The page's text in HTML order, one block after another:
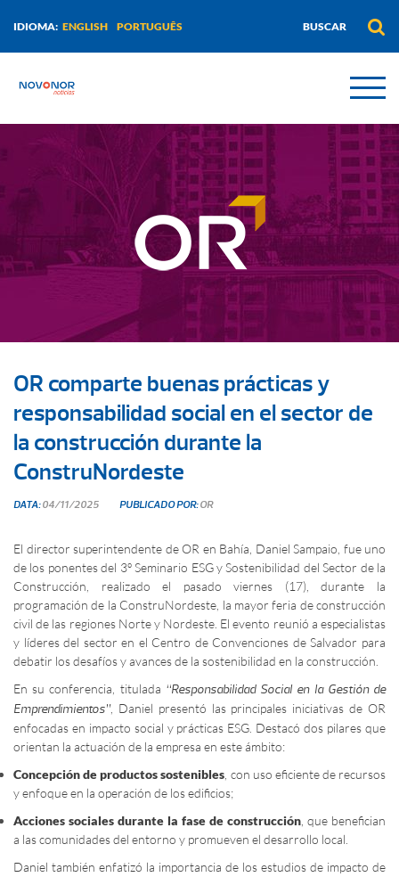
IDIOMA: ENGLISH PORTUGUÊS
OR comparte buenas prácticas y
responsabilidad social en el sector de
la construcción durante la
ConstruNordeste
DATA:04/11/2025 PUBLICADO POR:OR
El director superintendente de OR en Bahía, Daniel Sampaio, fue uno
de los ponentes del 3º Seminario ESG y Sostenibilidad del Sector de la
Construcción, realizado el pasado viernes (17), durante la
programación de la ConstruNordeste, la mayor feria de construcción
civil de las regiones Norte y Nordeste. El evento reunió a especialistas
y líderes del sector en el Centro de Convenciones de Salvador para
debatir los desafíos y avances de la sostenibilidad en la construcción.
En su conferencia, titulada “Responsabilidad Social en la Gestión de
Emprendimientos”, Daniel presentó las principales iniciativas de OR
enfocadas en impacto social y prácticas ESG. Destacó dos pilares que
orientan la actuación de la empresa en este ámbito:
Concepción de productos sostenibles , con uso eficiente de recursos
y enfoque en la operación de los edificios;
Acciones sociales durante la fase de construcción , que benefician
a las comunidades del entorno y promueven el desarrollo local.
Daniel también enfatizó la importancia de los estudios de impacto de